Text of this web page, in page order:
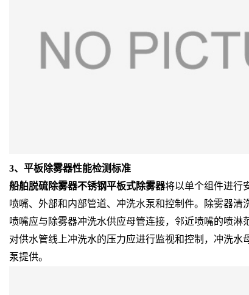
3、平板除雾器性能检测标准
船舶脱硫除雾器不锈钢平板式除雾器将以单个组件进行
喷嘴、外部和内部管道、冲洗水泵和控制件。除雾器清
喷嘴应与除雾器冲洗水供应母管连接，邻近喷嘴的喷淋
对供水管线上冲洗水的压力应进行监视和控制，冲洗水
泵提供。